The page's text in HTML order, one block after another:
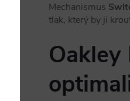
Mechanismus
tlak, který by ji
Oakley